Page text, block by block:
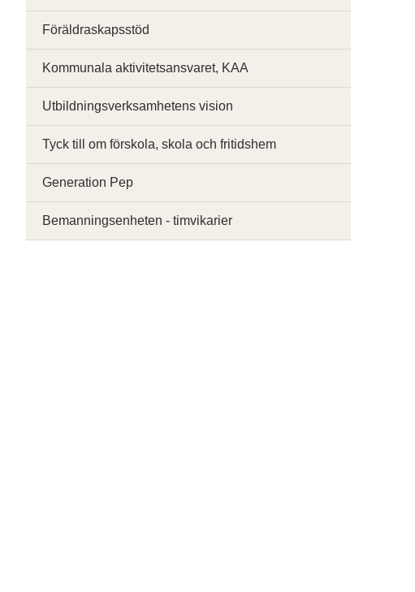
Föräldraskapsstöd
Kommunala aktivitetsansvaret, KAA
Utbildningsverksamhetens vision
Tyck till om förskola, skola och fritidshem
Generation Pep
Bemanningsenheten - timvikarier